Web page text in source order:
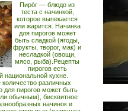
Пиро́г — блюдо из
теста с начинкой,
которое выпекается
или жарится. Начинка
для пирогов может
быть сладкой (ягоды,
фрукты, творог, мак) и
несладкой (овощи,
мясо, рыба).Рецепты
пирогов есть
национальной кухне.
различных
для пирогов может быть
обычным), бисквитное
начинок и